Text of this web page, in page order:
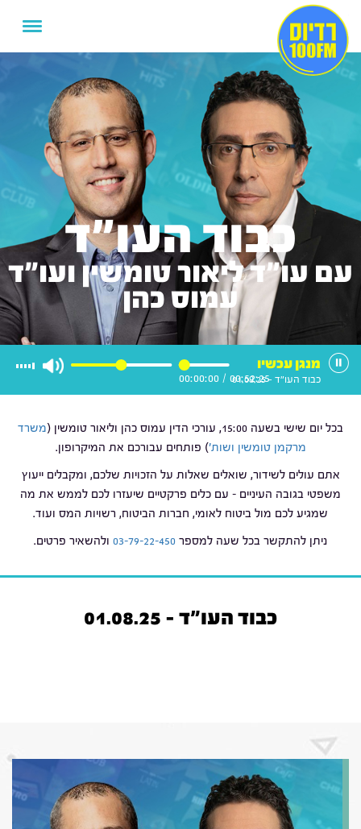
כבוד העו"ד
עם עו"ד ליאור טומשין ועו"ד
עמוס כהן
00:52:25
/
00:00:00
מנגן עכשיו
כבוד העו"ד - 01.08.25
בכל יום שישי בשעה 15:00, עורכי הדין עמוס כהן וליאור טומשין (
משרד
מרקמן טומשין ושות') פותחים עבורכם את המיקרופון.
אתם עולים לשידור, שואלים שאלות על הזכויות שלכם, ומקבלים ייעוץ
משפטי בגובה העיניים – עם כלים פרקטיים שיעזרו לכם לממש את מה
שמגיע לכם מול ביטוח לאומי, חברות הביטוח, רשויות המס ועוד.
ניתן להתקשר בכל שעה למספר 03-79-22-450 ולהשאיר פרטים.
כבוד העו"ד - 01.08.25